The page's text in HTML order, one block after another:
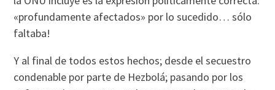
«profundamente afectados» por lo sucedido… sólo
faltaba!
Y al final de todos estos hechos; desde el secuestro
condenable por parte de Hezbolá; pasando por los